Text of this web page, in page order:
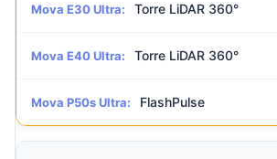
Mova E30 Ultra: Torre LiDAR 360°
Mova E40 Ultra: Torre LiDAR 360°
Mova P50s Ultra: FlashPulse